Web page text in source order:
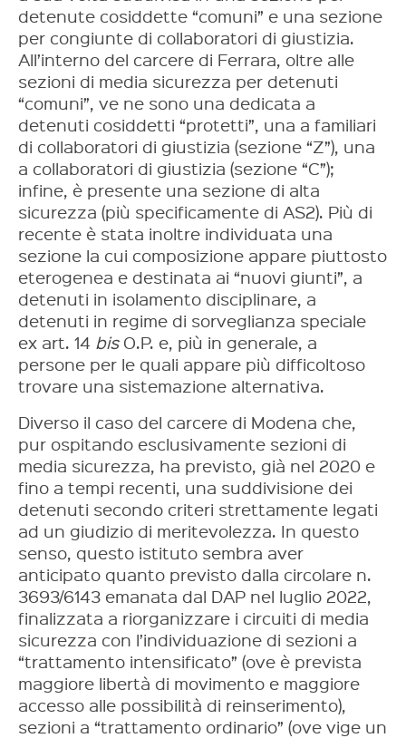
detenute cosiddette “comuni” e una sezione
per congiunte di collaboratori di giustizia.
All’interno del carcere di Ferrara, oltre alle
sezioni di media sicurezza per detenuti
“comuni”, ve ne sono una dedicata a
detenuti cosiddetti “protetti”, una a familiari
di collaboratori di giustizia (sezione “Z”), una
a collaboratori di giustizia (sezione “C”);
infine, è presente una sezione di alta
sicurezza (più specificamente di AS2). Più di
recente è stata inoltre individuata una
sezione la cui composizione appare piuttosto
eterogenea e destinata ai “nuovi giunti”, a
detenuti in isolamento disciplinare, a
detenuti in regime di sorveglianza speciale
ex art. 14 bisO.P. e, più in generale, a
persone per le quali appare più difficoltoso
trovare una sistemazione alternativa.
Diverso il caso del carcere di Modena che,
pur ospitando esclusivamente sezioni di
media sicurezza, ha previsto, già nel 2020 e
fino a tempi recenti, una suddivisione dei
detenuti secondo criteri strettamente legati
ad un giudizio di meritevolezza. In questo
senso, questo istituto sembra aver
anticipato quanto previsto dalla circolare n.
3693/6143 emanata dal DAP nel luglio 2022,
finalizzata a riorganizzare i circuiti di media
sicurezza con l’individuazione di sezioni a
“trattamento intensificato” (ove è prevista
maggiore libertà di movimento e maggiore
accesso alle possibilità di reinserimento),
sezioni a “trattamento ordinario” (ove vige un